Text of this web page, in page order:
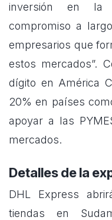
inversión en la
compromiso a
empresarios que
estos mercados”.
dígito en América
20% en países
apoyar a las
mercados.
Detalles de la
DHL Express
tiendas en